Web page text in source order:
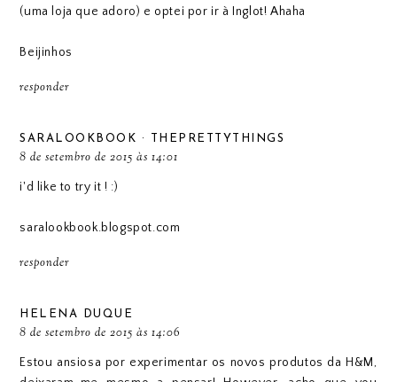
(uma loja que adoro) e optei por ir à Inglot! Ahaha
Beijinhos
responder
SARALOOKBOOK · THEPRETTYTHINGS
8 de setembro de 2015 às 14:01
i'd like to try it ! :)
saralookbook.blogspot.com
responder
HELENA DUQUE
8 de setembro de 2015 às 14:06
Estou ansiosa por experimentar os novos produtos da H&M,